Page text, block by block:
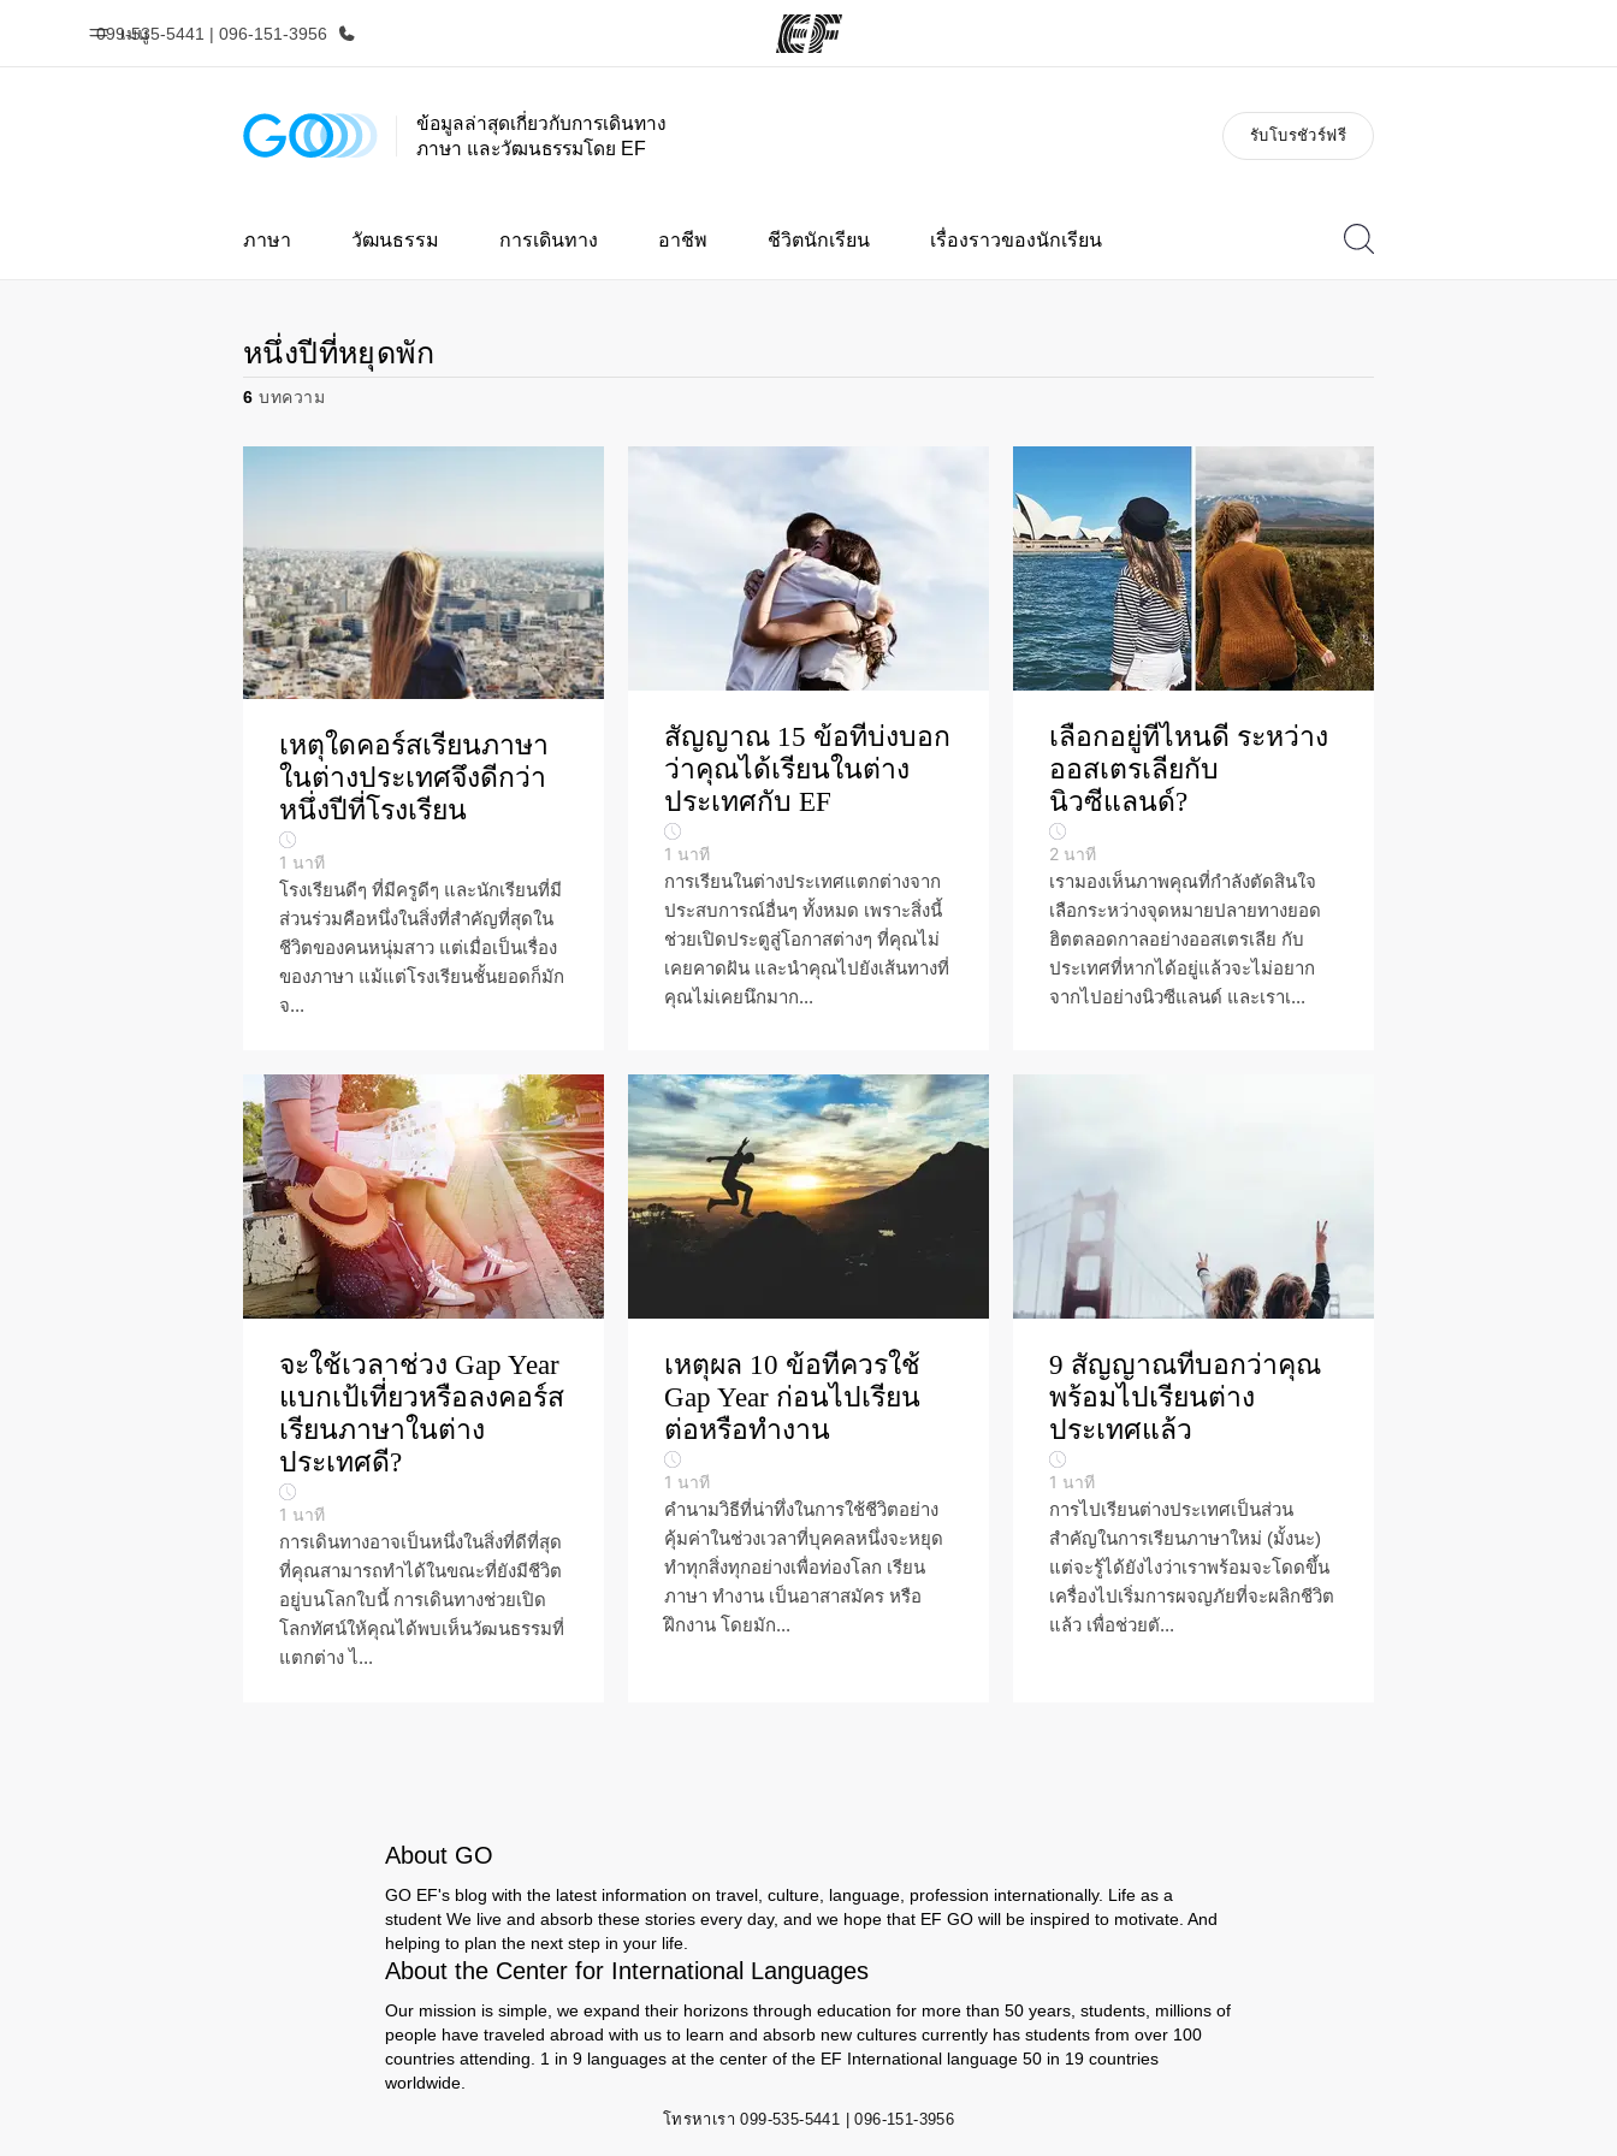
เมนู
099-535-5441 | 096-151-3956
หน้าหลัก โปรแกรม อาชีพ
ข้อมูลล่าสุดเกี่ยวกับการเดินทาง
ภาษา และวัฒนธรรมโดย EF
รับโบรชัวร์ฟรี
ภาษา วัฒนธรรม การเดินทาง อาชีพ ชีวิตนักเรียน เรื่องราวของนักเรียน
หนึ่งปีที่หยุดพัก
6 บทความ
เหตุใดคอร์สเรียนภาษา
ในต่างประเทศจึงดีกว่า
หนึ่งปีที่โรงเรียน
1 นาที
โรงเรียนดีๆ ที่มีครูดีๆ และนักเรียนที่มี
ส่วนร่วมคือหนึ่งในสิ่งที่สำคัญที่สุดใน
ชีวิตของคนหนุ่มสาว แต่เมื่อเป็นเรื่อง
ของภาษา แม้แต่โรงเรียนชั้นยอดก็มัก
จ...
สัญญาณ 15 ข้อที่บ่งบอก
ว่าคุณได้เรียนในต่าง
ประเทศกับ EF
1 นาที
การเรียนในต่างประเทศแตกต่างจาก
ประสบการณ์อื่นๆ ทั้งหมด เพราะสิ่งนี้
ช่วยเปิดประตูสู่โอกาสต่างๆ ที่คุณไม่
เคยคาดฝัน และนำคุณไปยังเส้นทางที่
คุณไม่เคยนึกมาก...
เลือกอยู่ที่ไหนดี ระหว่าง
ออสเตรเลียกับ
นิวซีแลนด์?
2 นาที
เรามองเห็นภาพคุณที่กำลังตัดสินใจ
เลือกระหว่างจุดหมายปลายทางยอด
ฮิตตลอดกาลอย่างออสเตรเลีย กับ
ประเทศที่หากได้อยู่แล้วจะไม่อยาก
จากไปอย่างนิวซีแลนด์ และเราเ...
จะใช้เวลาช่วง Gap Year
แบกเป้เที่ยวหรือลงคอร์ส
เรียนภาษาในต่าง
ประเทศดี?
1 นาที
การเดินทางอาจเป็นหนึ่งในสิ่งที่ดีที่สุด
ที่คุณสามารถทำได้ในขณะที่ยังมีชีวิต
อยู่บนโลกใบนี้ การเดินทางช่วยเปิด
โลกทัศน์ให้คุณได้พบเห็นวัฒนธรรมที่
แตกต่าง ไ...
เหตุผล 10 ข้อที่ควรใช้
Gap Year ก่อนไปเรียน
ต่อหรือทำงาน
1 นาที
คำนามวิธีที่น่าทึ่งในการใช้ชีวิตอย่าง
คุ้มค่าในช่วงเวลาที่บุคคลหนึ่งจะหยุด
ทำทุกสิ่งทุกอย่างเพื่อท่องโลก เรียน
ภาษา ทำงาน เป็นอาสาสมัคร หรือ
ฝึกงาน โดยมัก...
9 สัญญาณที่บอกว่าคุณ
พร้อมไปเรียนต่าง
ประเทศแล้ว
1 นาที
การไปเรียนต่างประเทศเป็นส่วน
สำคัญในการเรียนภาษาใหม่ (มั้งนะ)
แต่จะรู้ได้ยังไงว่าเราพร้อมจะโดดขึ้น
เครื่องไปเริ่มการผจญภัยที่จะผลิกชีวิต
แล้ว เพื่อช่วยตั...
About GO
GO EF's blog with the latest information on travel, culture, language, profession internationally. Life as a
student We live and absorb these stories every day, and we hope that EF GO will be inspired to motivate. And
helping to plan the next step in your life.
About the Center for International Languages
Our mission is simple, we expand their horizons through education for more than 50 years, students, millions of
people have traveled abroad with us to learn and absorb new cultures currently has students from over 100
countries attending. 1 in 9 languages ​​at the center of the EF International language 50 in 19 countries
worldwide.
โทรหาเรา 099-535-5441 | 096-151-3956